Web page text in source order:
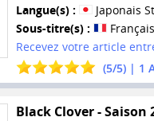
Langue(s) :
Japonais
Sous-titre(s) :
Français
Recevez votre article
(5/5) | 1
Black Clover - Saison